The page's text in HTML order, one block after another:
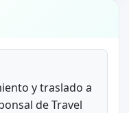
y traslado a
de Travel